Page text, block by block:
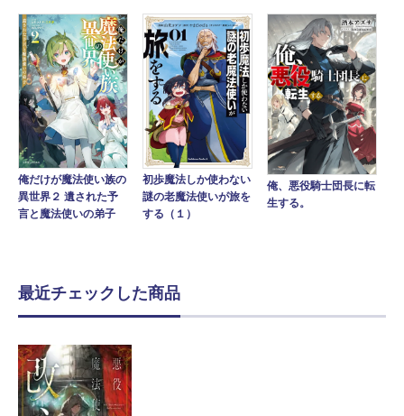
俺だけが魔法使い族の
異世界２ 遺された予
言と魔法使いの弟子
初歩魔法しか使わない
謎の老魔法使いが旅を
する（１）
俺、悪役騎士団長に転
生する。
最近チェックした商品